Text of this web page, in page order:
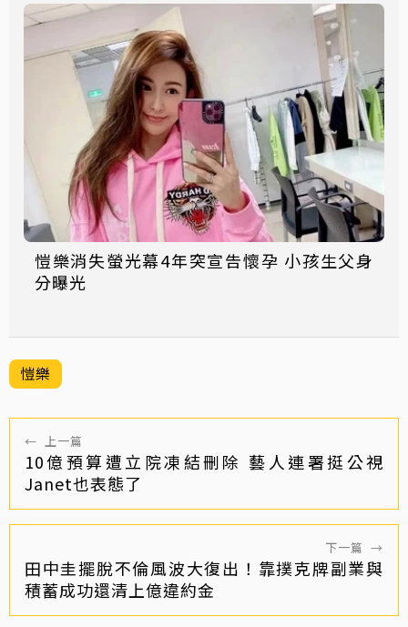
愷樂消失螢光幕4年突宣告懷孕 小孩生父身
分曝光
愷樂
← 上一篇
10億預算遭立院凍結刪除 藝人連署挺公視
Janet也表態了
下一篇 →
田中圭擺脫不倫風波大復出！靠撲克牌副業與
積蓄成功還清上億違約金